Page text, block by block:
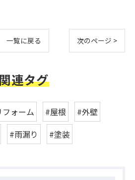
一覧に戻る 次のページ >
連タグ
フォーム #屋根
#外壁
#雨漏り #塗装